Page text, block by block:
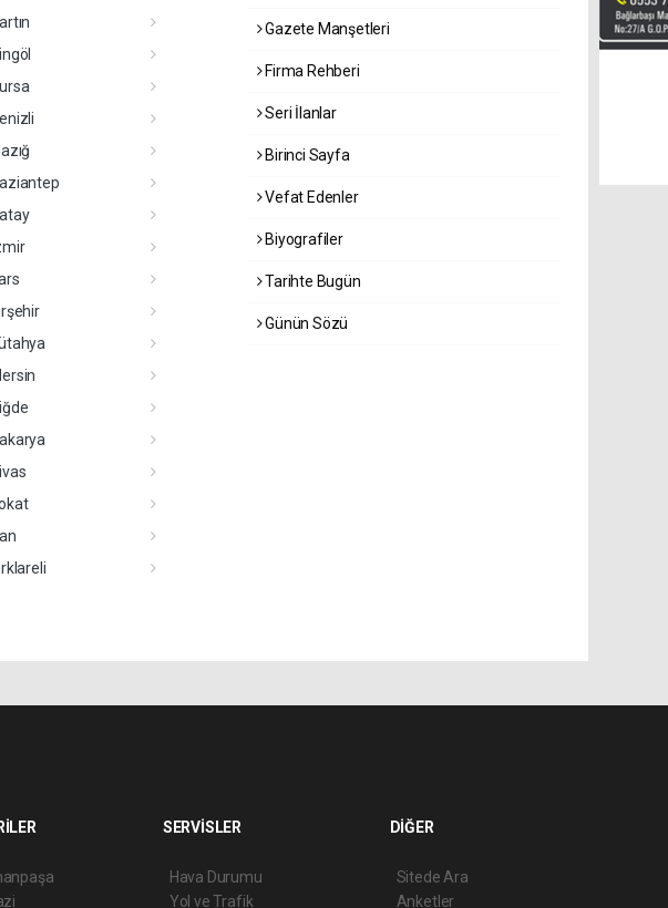
Gazete Manşetleri
Firma Rehberi
Seri İlanlar
Birinci Sayfa
Vefat Edenler
Biyografiler
Tarihte Bugün
Günün Sözü
SERVİSLER
Hava Durumu
Yol ve Trafik
DİĞER
Sitede Ara
Anketler